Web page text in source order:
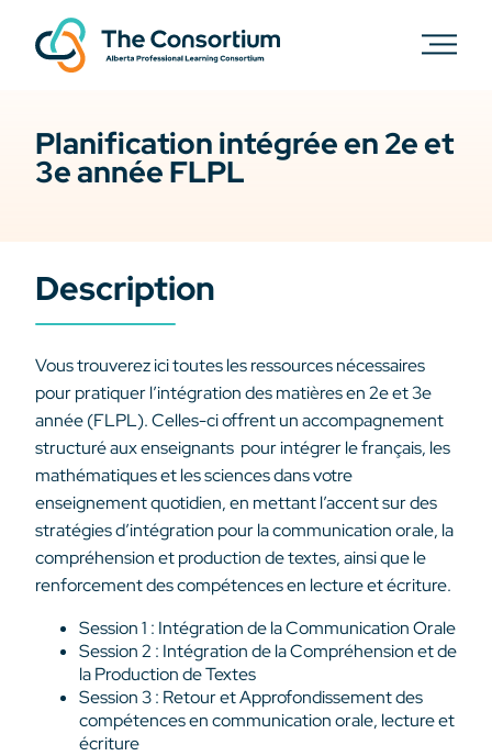
Planification intégrée en 2e et
3e année FLPL
Description
Vous trouverez ici toutes les ressources nécessaires
pour pratiquer l’intégration des matières en 2e et 3e
année (FLPL). Celles-ci offrent un accompagnement
structuré aux enseignants pour intégrer le français, les
mathématiques et les sciences dans votre
enseignement quotidien, en mettant l’accent sur des
stratégies d’intégration pour la communication orale, la
compréhension et production de textes, ainsi que le
renforcement des compétences en lecture et écriture.
Session 1 : Intégration de la Communication Orale
Session 2 : Intégration de la Compréhension et de
la Production de Textes
Session 3 : Retour et Approfondissement des
compétences en communication orale, lecture et
écriture